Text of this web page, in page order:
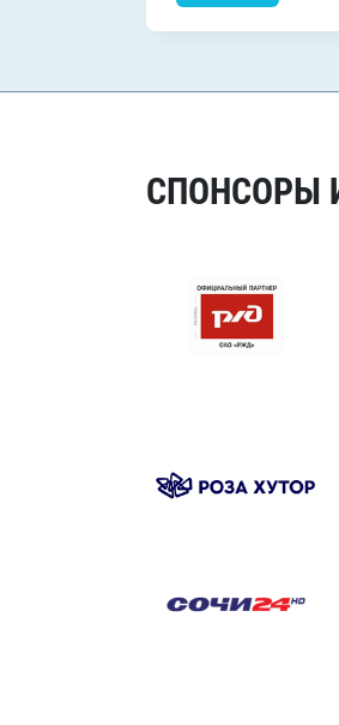
СПОНСОРЫ